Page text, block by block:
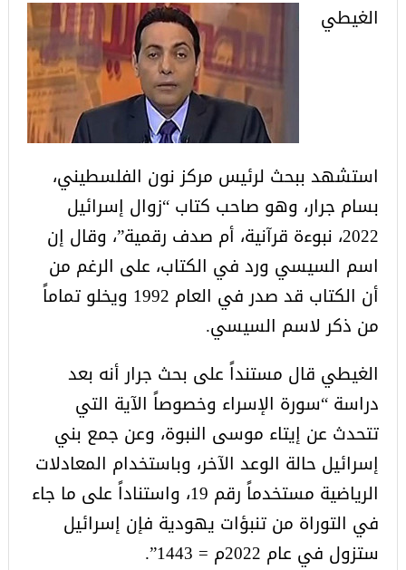
الغيطي
استشهد ببحث لرئيس مركز نون الفلسطيني،
بسام جرار، وهو صاحب كتاب “زوال إسرائيل
2022، نبوءة قرآنية، أم صدف رقمية”، وقال إن
اسم السيسي ورد في الكتاب، على الرغم من
أن الكتاب قد صدر في العام 1992 ويخلو تماماً
من ذكر لاسم السيسي.
الغيطي قال مستنداً على بحث جرار أنه بعد
دراسة “سورة الإسراء وخصوصاً الآية التي
تتحدث عن إيتاء موسى النبوة، وعن جمع بني
إسرائيل حالة الوعد الآخر، وباستخدام المعادلات
الرياضية مستخدماً رقم 19، واستناداً على ما جاء
في التوراة من تنبؤات يهودية فإن إسرائيل
ستزول في عام 2022م = 1443”.